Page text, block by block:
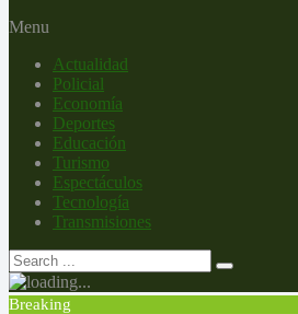
Menu
Actualidad
Policial
Economía
Deportes
Educación
Turismo
Espectáculos
Tecnología
Transmisiones
Breaking